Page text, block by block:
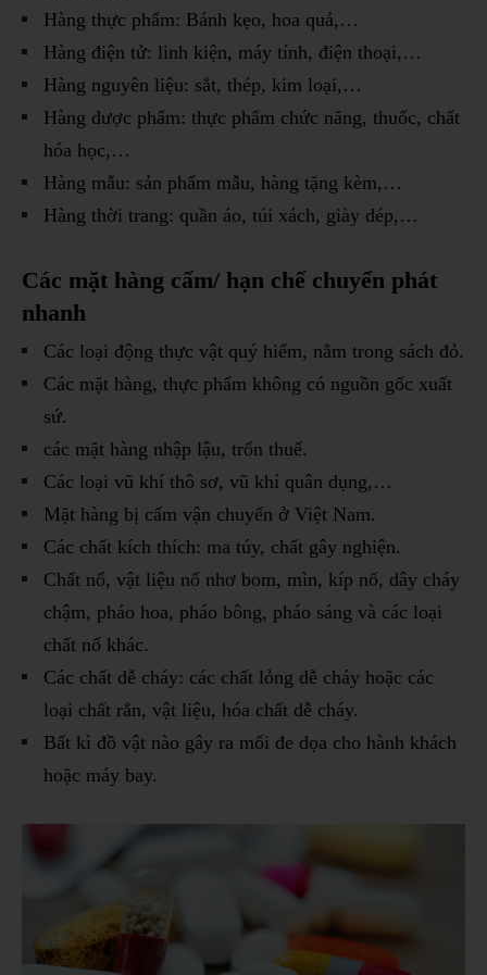
Hàng thực phẩm: Bánh kẹo, hoa quả,…
Hàng điện tử: linh kiện, máy tính, điện thoại,…
Hàng nguyên liệu: sắt, thép, kim loại,…
Hàng dược phẩm: thực phẩm chức năng, thuốc, chất
hóa học,…
Hàng mẫu: sản phẩm mẫu, hàng tặng kèm,…
Hàng thời trang: quần áo, túi xách, giày dép,…
Các mặt hàng cấm/ hạn chế chuyển phát
nhanh
Các loại động thực vật quý hiếm, nằm trong sách đỏ.
Các mặt hàng, thực phẩm không có nguồn gốc xuất
sứ.
các mặt hàng nhập lậu, trốn thuế.
Các loại vũ khí thô sơ, vũ khí quân dụng,…
Mặt hàng bị cấm vận chuyển ở Việt Nam.
Các chất kích thích: ma túy, chất gây nghiện.
Chất nổ, vật liệu nổ nhơ bom, mìn, kíp nổ, dây cháy
chậm, pháo hoa, pháo bông, pháo sáng và các loại
chất nổ khác.
Các chất dễ cháy: các chất lỏng dễ cháy hoặc các
loại chất rắn, vật liệu, hóa chất dễ cháy.
Bất kì đồ vật nào gây ra mối đe dọa cho hành khách
hoặc máy bay.